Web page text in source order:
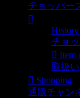
チョッパー
History
チョ
Item
取扱
Shopping
通販チャン